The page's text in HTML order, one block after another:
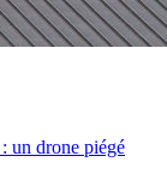
un drone piégé